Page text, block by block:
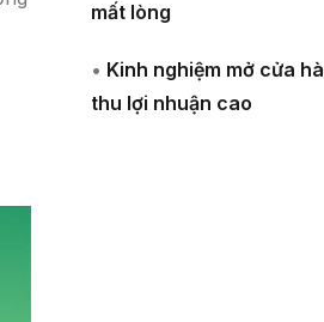
mất lòng
• Kinh nghiệm mở cửa
thu lợi nhuận cao